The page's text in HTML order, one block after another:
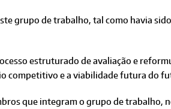
grupo de trabalho, tal como havia
estruturado de avaliação e
competitivo e a viabilidade futura do
que integram o grupo de trabalho,